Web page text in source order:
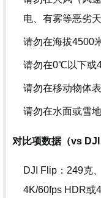
电、有雾等恶劣
请勿在海拔4500
请勿在0℃以下或
请勿在移动物体
请勿在水面或雪
对比项数据（vs
DJI Flip：249克
4K/60fps HDR或